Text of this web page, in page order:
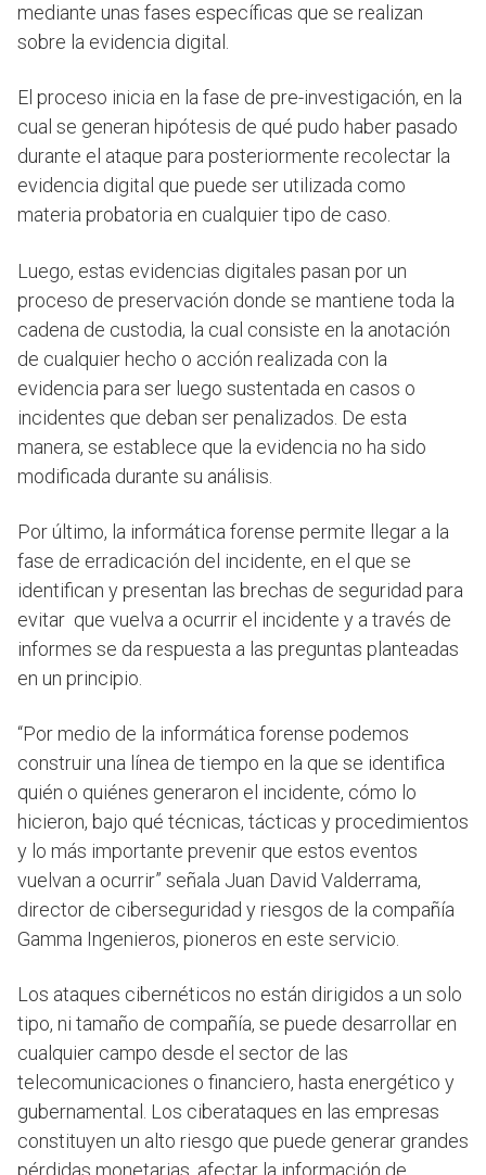
mediante unas fases específicas que se realizan
sobre la evidencia digital.
El proceso inicia en la fase de pre-investigación, en la
cual se generan hipótesis de qué pudo haber pasado
durante el ataque para posteriormente recolectar la
evidencia digital que puede ser utilizada como
materia probatoria en cualquier tipo de caso.
Luego, estas evidencias digitales pasan por un
proceso de preservación donde se mantiene toda la
cadena de custodia, la cual consiste en la anotación
de cualquier hecho o acción realizada con la
evidencia para ser luego sustentada en casos o
incidentes que deban ser penalizados. De esta
manera, se establece que la evidencia no ha sido
modificada durante su análisis.
Por último, la informática forense permite llegar a la
fase de erradicación del incidente, en el que se
identifican y presentan las brechas de seguridad para
evitar que vuelva a ocurrir el incidente y a través de
informes se da respuesta a las preguntas planteadas
en un principio.
“Por medio de la informática forense podemos
construir una línea de tiempo en la que se identifica
quién o quiénes generaron el incidente, cómo lo
hicieron, bajo qué técnicas, tácticas y procedimientos
y lo más importante prevenir que estos eventos
vuelvan a ocurrir” señala Juan David Valderrama,
director de ciberseguridad y riesgos de la compañía
Gamma Ingenieros, pioneros en este servicio.
Los ataques cibernéticos no están dirigidos a un solo
tipo, ni tamaño de compañía, se puede desarrollar en
cualquier campo desde el sector de las
telecomunicaciones o financiero, hasta energético y
gubernamental. Los ciberataques en las empresas
constituyen un alto riesgo que puede generar grandes